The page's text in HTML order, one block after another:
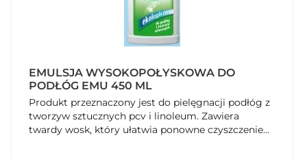
EMULSJA WYSOKOPOŁYSKOWA DO
PODŁÓG EMU 450 ML
Produkt przeznaczony jest do pielęgnacji podłóg z
tworzyw sztucznych pcv i linoleum. Zawiera
twardy wosk, który ułatwia ponowne czyszczenie...